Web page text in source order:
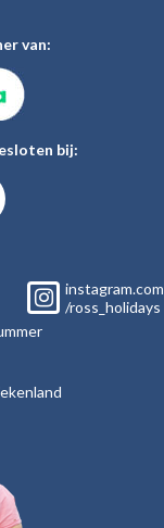
van:
bij:
instagram.com
/ross_holidays